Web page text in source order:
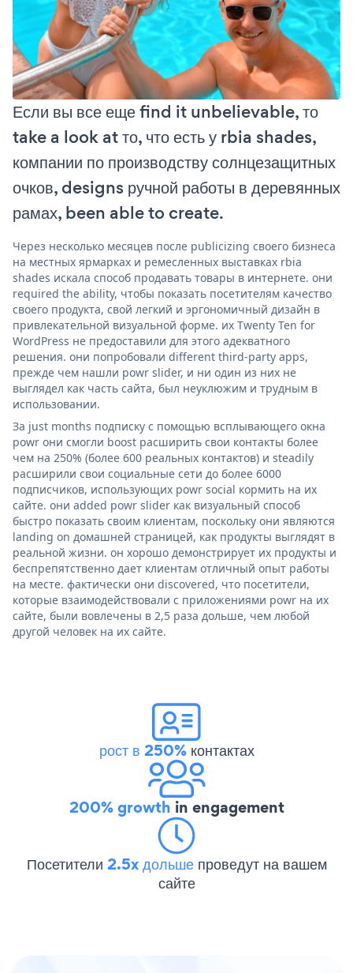
Если вы все еще find it unbelievable, то
take a look at то, что есть у rbia shades,
компании по производству солнцезащитных
очков, designs ручной работы в деревянных
рамах, been able to create.
Через несколько месяцев после publicizing своего бизнеса
на местных ярмарках и ремесленных выставках rbia
shades искала способ продавать товары в интернете. они
required the ability, чтобы показать посетителям качество
своего продукта, свой легкий и эргономичный дизайн в
привлекательной визуальной форме. их Twenty Ten for
WordPress не предоставили для этого адекватного
решения. они попробовали different third-party apps,
прежде чем нашли powr slider, и ни один из них не
выглядел как часть сайта, был неуклюжим и трудным в
использовании.
За just months подписку с помощью всплывающего окна
powr они смогли boost расширить свои контакты более
чем на 250% (более 600 реальных контактов) и steadily
расширили свои социальные сети до более 6000
подписчиков, использующих powr social кормить на их
сайте. они added powr slider как визуальный способ
быстро показать своим клиентам, поскольку они являются
landing on домашней страницей, как продукты выглядят в
реальной жизни. он хорошо демонстрирует их продукты и
беспрепятственно дает клиентам отличный опыт работы
на месте. фактически они discovered, что посетители,
которые взаимодействовали с приложениями powr на их
сайте, были вовлечены в 2,5 раза дольше, чем любой
другой человек на их сайте.
рост в 250%контактах
200% growth in engagement
Посетители 2.5x дольше проведут на вашем
сайте